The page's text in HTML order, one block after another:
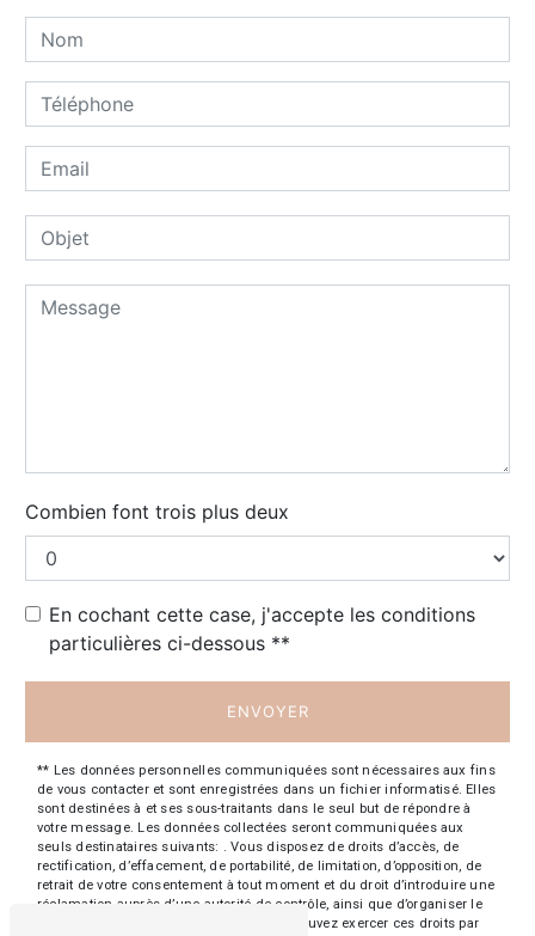
Combien font trois plus deux
En cochant cette case, j'accepte les conditions
particulières ci-dessous **
ENVOYER
** Les données personnelles communiquées sont nécessaires aux fins
de vous contacter et sont enregistrées dans un fichier informatisé. Elles
sont destinées à et ses sous-traitants dans le seul but de répondre à
votre message. Les données collectées seront communiquées aux
seuls destinataires suivants: . Vous disposez de droits d’accès, de
rectification, d’effacement, de portabilité, de limitation, d’opposition, de
retrait de votre consentement à tout moment et du droit d’introduire une
réclamation auprès d’une autorité de contrôle, ainsi que d’organiser le
sort de vos données post-mortem. Vous pouvez exercer ces droits par